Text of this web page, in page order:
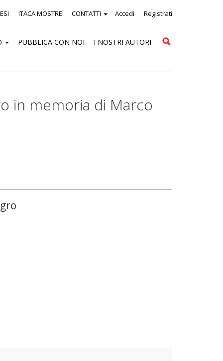
Accedi Registrati
ITACA MOSTRE CONTATTI
PUBBLICA CON NOI I NOSTRI AUTORI
Cerca
in memoria di Marco